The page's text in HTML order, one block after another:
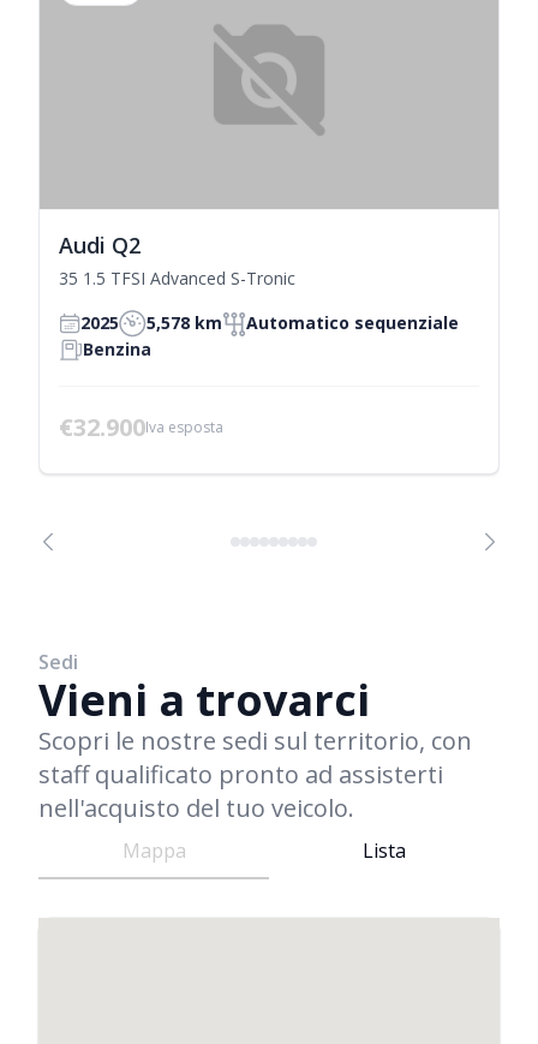
Audi Q2
35 1.5 TFSI Advanced S-Tronic
2025
5,578 km
Automatico sequenziale
Benzina
€32.900Iva esposta
Sedi
Vieni a trovarci
Scopri le nostre sedi sul territorio, con
staff qualificato pronto ad assisterti
nell'acquisto del tuo veicolo.
Mappa Lista